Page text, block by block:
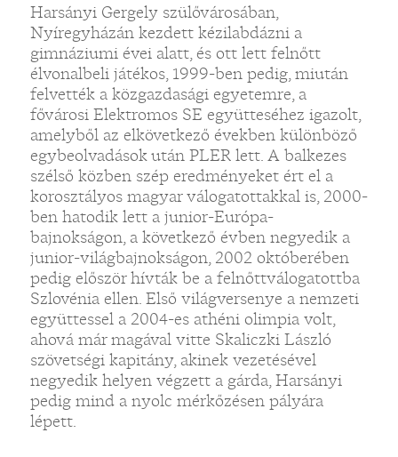
Harsányi Gergely szülővárosában,
Nyíregyházán kezdett kézilabdázni a
gimnáziumi évei alatt, és ott lett felnőtt
élvonalbeli játékos, 1999-ben pedig, miután
felvették a közgazdasági egyetemre, a
fővárosi Elektromos SE együtteséhez igazolt,
amelyből az elkövetkező években különböző
egybeolvadások után PLER lett. A balkezes
szélső közben szép eredményeket ért el a
korosztályos magyar válogatottakkal is, 2000-
ben hatodik lett a junior-Európa-
bajnokságon, a következő évben negyedik a
junior-világbajnokságon, 2002 októberében
pedig először hívták be a felnőttválogatottba
Szlovénia ellen. Első világversenye a nemzeti
együttessel a 2004-es athéni olimpia volt,
ahová már magával vitte Skaliczki László
szövetségi kapitány, akinek vezetésével
negyedik helyen végzett a gárda, Harsányi
pedig mind a nyolc mérkőzésen pályára
lépett.